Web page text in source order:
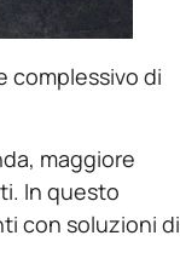
complessivo di
maggiore
In questo
con soluzioni di